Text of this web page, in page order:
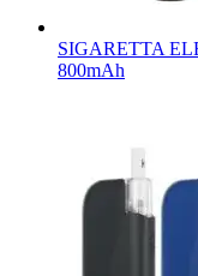
SIGARETTA
800mAh